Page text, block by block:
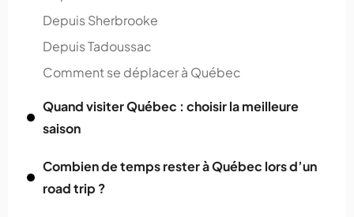
Depuis Sherbrooke
Depuis Tadoussac
Comment se déplacer à Québec
Quand visiter Québec : choisir la meilleure
saison
Combien de temps rester à Québec lors d’un
road trip ?